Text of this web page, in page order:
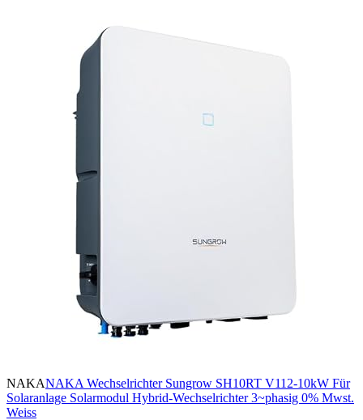
NAKANAKA Wechselrichter Sungrow SH10RT V112-10kW Für
Solaranlage Solarmodul Hybrid-Wechselrichter 3~phasig 0% Mwst.
Weiss